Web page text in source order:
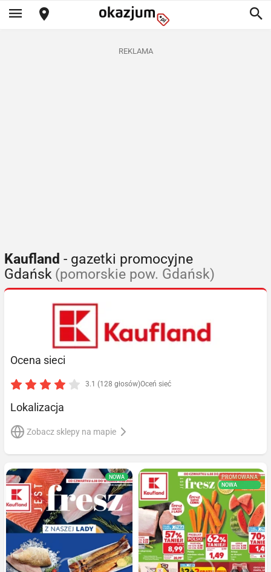
REKLAMA
Kaufland - gazetki promocyjne
Gdańsk (pomorskie pow. Gdańsk)
Ocena sieci
3.1 (128 głosów)Oceń sieć
Lokalizacja
Zobacz sklepy na mapie
NOWA
PROMOWANA
NOWA